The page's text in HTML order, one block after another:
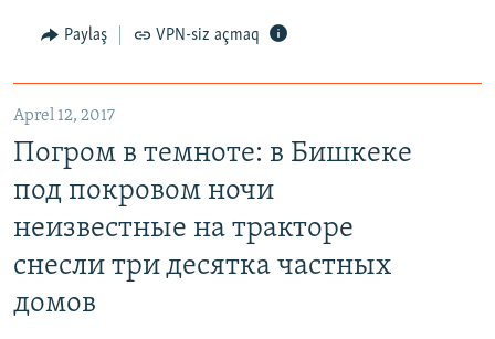
Paylaş VPN-siz açmaq
Aprel 12, 2017
Погром в темноте: в Бишкеке
под покровом ночи
неизвестные на тракторе
снесли три десятка частных
домов